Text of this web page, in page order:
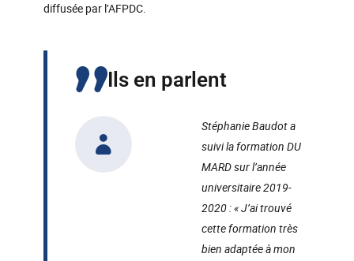
diffusée par l’AFPDC.
Ils en parlent
Stéphanie Baudot a
suivi la formation DU
MARD sur l’année
universitaire 2019-
2020 :« J’ai trouvé
cette formation très
bien adaptée à mon